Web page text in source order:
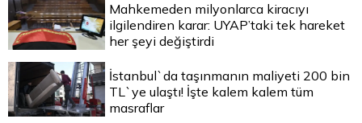
Mahkemeden milyonlarca kiracıyı
ilgilendiren karar: UYAP’taki tek hareket
her şeyi değiştirdi
İstanbul`da taşınmanın maliyeti 200 bin
TL`ye ulaştı! İşte kalem kalem tüm
masraflar